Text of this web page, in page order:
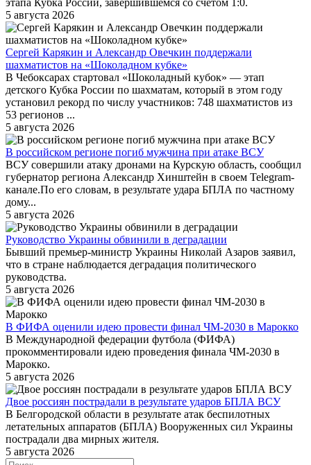
этапа Кубка России, завершившемся со счетом 1:0.
5 августа 2026
Сергей Карякин и Александр Овечкин поддержали
шахматистов на «Шоколадном кубке»
В Чебоксарах стартовал «Шоколадный кубок» — этап
детского Кубка России по шахматам, который в этом году
установил рекорд по числу участников: 748 шахматистов из
53 регионов ...
5 августа 2026
В российском регионе погиб мужчина при атаке ВСУ
ВСУ совершили атаку дронами на Курскую область, сообщил
губернатор региона Александр Хинштейн в своем Telegram-
канале.По его словам, в результате удара БПЛА по частному
дому...
5 августа 2026
Руководство Украины обвинили в деградации
Бывший премьер-министр Украины Николай Азаров заявил,
что в стране наблюдается деградация политического
руководства.
5 августа 2026
В ФИФА оценили идею провести финал ЧМ-2030 в Марокко
В Международной федерации футбола (ФИФА)
прокомментировали идею проведения финала ЧМ-2030 в
Марокко.
5 августа 2026
Двое россиян пострадали в результате ударов БПЛА ВСУ
В Белгородской области в результате атак беспилотных
летательных аппаратов (БПЛА) Вооруженных сил Украины
пострадали два мирных жителя.
5 августа 2026